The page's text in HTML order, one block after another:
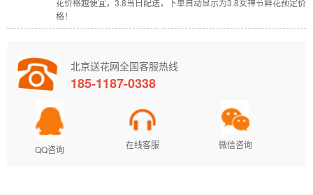
花价格越便宜，3.8当日配送，下单自动显示为3.8女神节鲜花预定价
格！
北京送花网全国客服热线
185-1187-0338
QQ咨询 在线客服 微信咨询